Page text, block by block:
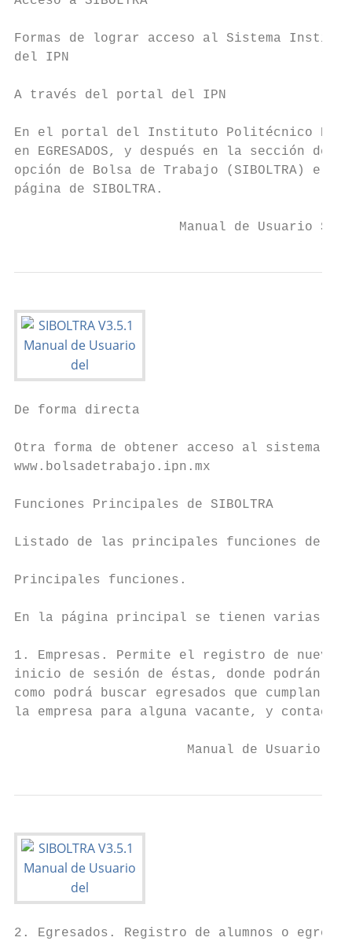
Formas de lograr acceso al Sistema
del IPN
A través del portal del IPN
En el portal del Instituto Politécnico
en EGRESADOS, y después en la sección
opción de Bolsa de Trabajo (SIBOLTRA) el
página de SIBOLTRA.
Manual de Usuario
De forma directa
Otra forma de obtener acceso al sistema
www.bolsadetrabajo.ipn.mx
Funciones Principales de SIBOLTRA
Listado de las principales funciones de
Principales funciones.
En la página principal se tienen varias
1. Empresas. Permite el registro de nuevas
inicio de sesión de éstas, donde podrán
como podrá buscar egresados que cumplan
la empresa para alguna vacante, y
Manual de Usuario
2. Egresados. Registro de alumnos o